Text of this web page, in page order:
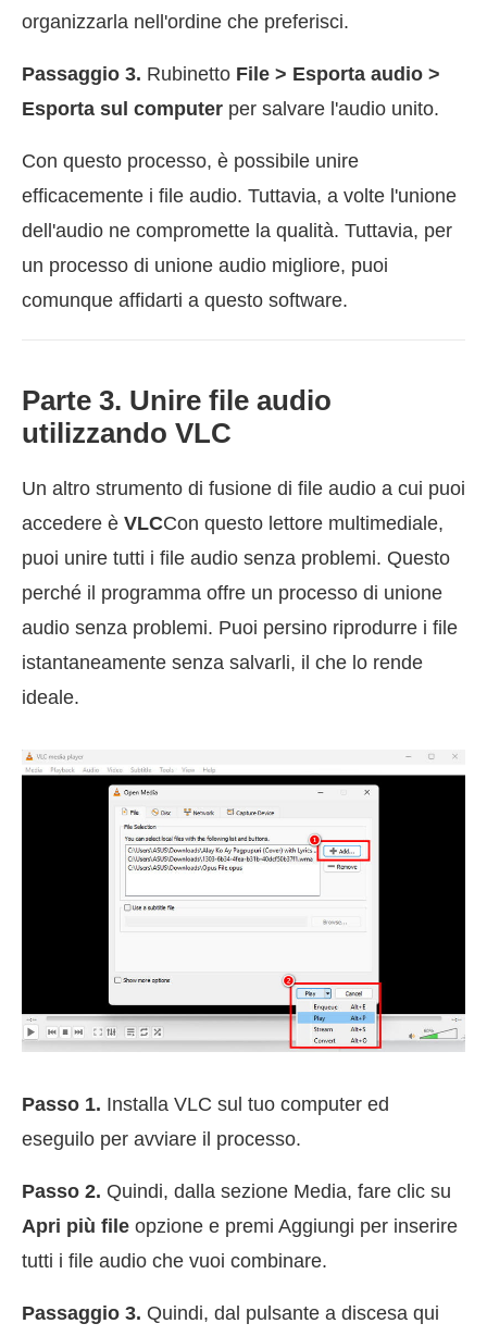
organizzarla nell'ordine che preferisci.
Passaggio 3. Rubinetto File > Esporta audio >
Esporta sul computer per salvare l'audio unito.
Con questo processo, è possibile unire
efficacemente i file audio. Tuttavia, a volte l'unione
dell'audio ne compromette la qualità. Tuttavia, per
un processo di unione audio migliore, puoi
comunque affidarti a questo software.
Parte 3. Unire file audio
utilizzando VLC
Un altro strumento di fusione di file audio a cui puoi
accedere è VLCCon questo lettore multimediale,
puoi unire tutti i file audio senza problemi. Questo
perché il programma offre un processo di unione
audio senza problemi. Puoi persino riprodurre i file
istantaneamente senza salvarli, il che lo rende
ideale.
Passo 1. Installa VLC sul tuo computer ed
eseguilo per avviare il processo.
Passo 2. Quindi, dalla sezione Media, fare clic su
Apri più file opzione e premi Aggiungi per inserire
tutti i file audio che vuoi combinare.
Passaggio 3. Quindi, dal pulsante a discesa qui